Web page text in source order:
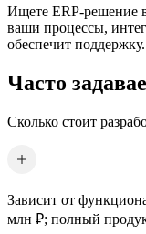
Ищете ERP-решение
ваши процессы,
обеспечит поддержку.
Часто
Сколько стоит
Зависит от
млн ₽; полный